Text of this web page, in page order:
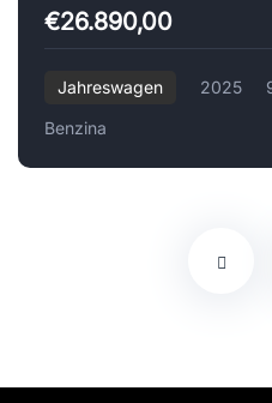
€26.890,00
Jahreswagen 2025
Benzina